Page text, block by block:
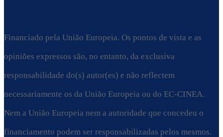
Financiado pela União Europeia. Os pontos de vista e as
opiniões expressos são, no entanto, da exclusiva
responsabilidade do(s) autor(es) e não reflectem
necessariamente os da União Europeia ou do EC-CINEA.
Nem a União Europeia nem a autoridade que concedeu o
financiamento podem ser responsabilizadas pelos mesmos.